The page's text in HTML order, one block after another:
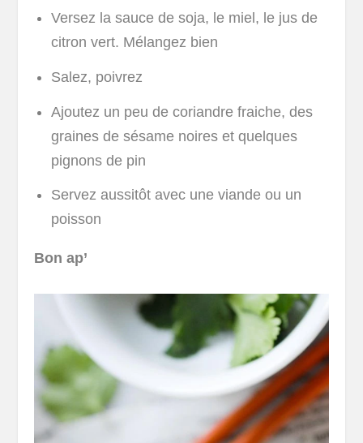
Versez la sauce de soja, le miel, le jus de
citron vert. Mélangez bien
Salez, poivrez
Ajoutez un peu de coriandre fraiche, des
graines de sésame noires et quelques
pignons de pin
Servez aussitôt avec une viande ou un
poisson
Bon ap’